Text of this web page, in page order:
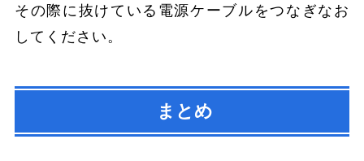
その際に抜けている電源ケーブルをつなぎなお
してください。
まとめ